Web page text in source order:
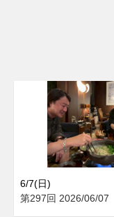
6/7(日)
第297回 2026/06/07